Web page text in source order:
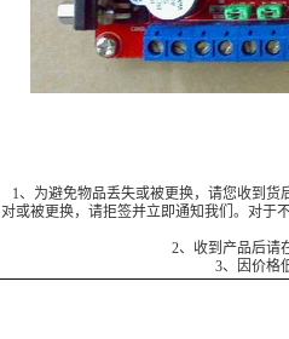
1、为避免物品丢失或被更换，请您收到货
对或被更换，请拒签并立即通知我们。对于
2、收到产品后请
3、因价格